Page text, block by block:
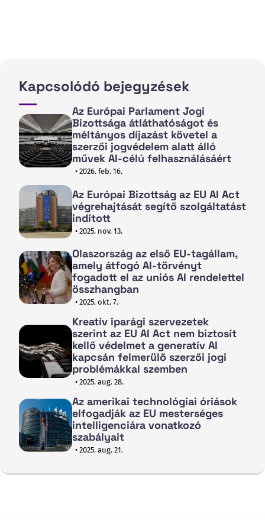
Kapcsolódó bejegyzések
Az Európai Parlament Jogi
Bizottsága átláthatóságot és
méltányos díjazást követel a
szerzői jogvédelem alatt álló
művek AI-célú felhasználásáért
• 2026. feb. 16.
Az Európai Bizottság az EU AI Act
végrehajtását segítő szolgáltatást
indított
• 2025. nov. 13.
Olaszország az első EU-tagállam,
amely átfogó AI-törvényt
fogadott el az uniós AI rendelettel
összhangban
• 2025. okt. 7.
Kreatív iparági szervezetek
szerint az EU AI Act nem biztosít
kellő védelmet a generatív AI
kapcsán felmerülő szerzői jogi
problémákkal szemben
• 2025. aug. 28.
Az amerikai technológiai óriások
elfogadják az EU mesterséges
intelligenciára vonatkozó
szabályait
• 2025. aug. 21.